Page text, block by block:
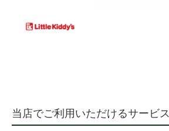
当店でご利用いただけるサービス